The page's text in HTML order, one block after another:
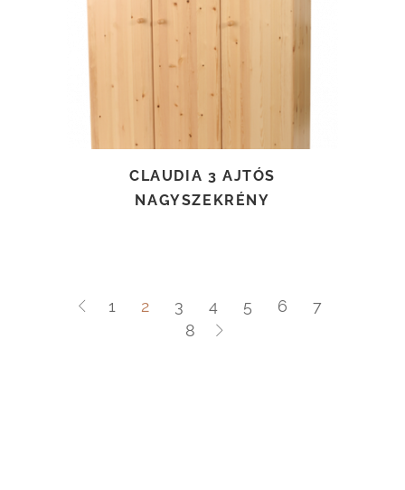
TOVÁBB OLVASOM
CLAUDIA 3 AJTÓS
NAGYSZEKRÉNY
1 2 3 4 5 6
7
8